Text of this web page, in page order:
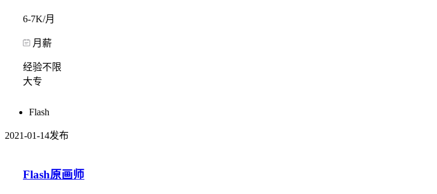
6-7K/月
月薪
经验不限
大专
Flash
2021-01-14发布
Flash原画师